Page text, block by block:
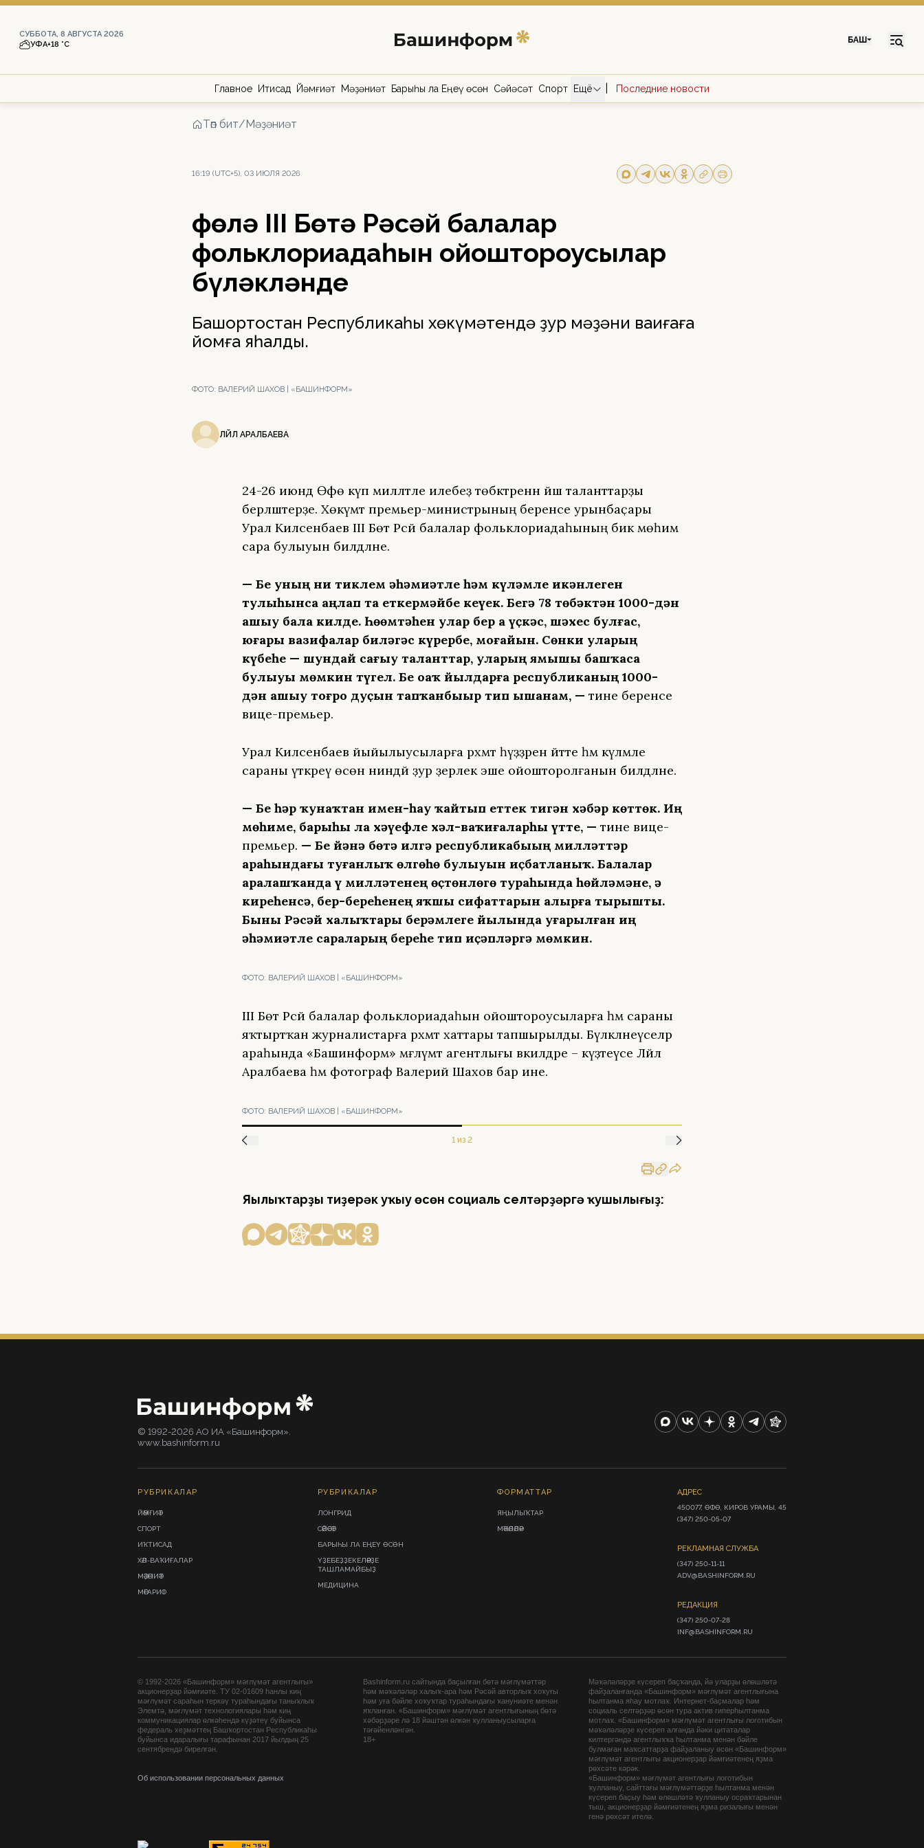
СУББОТА, 8 АВГУСТА 2026
УФА+18 °С БАШ
Главное Иҡтисад Йәмғиәт Мәҙәниәт Барыһы ла Еңеү өсөн Сәйәсәт Спорт Ещё Последние новости
Төп бит/Мәҙәниәт
16:19 (UTC+5), 03 ИЮЛЯ 2026
Өфөлә III Бөтә Рәсәй балалар
фольклориадаһын ойоштороусылар
бүләкләнде
Башҡортостан Республикаһы хөкүмәтендә ҙур мәҙәни ваҡиғаға
йомғаҡ яһалды.
ФОТО: ВАЛЕРИЙ ШАХОВ | «БАШИНФОРМ»
ЛӘЙЛӘ АРАЛБАЕВА
24-26 июндә Өфө күп милләтле илебеҙ төбәктәренән йәш таланттарҙы
берләштерҙе. Хөкүмәт премьер-министрының беренсе урынбаҫары
Урал Килсенбаев III Бөтә Рәсәй балалар фольклориадаһының бик мөһим
сара булыуын билдәләне.
— Беҙ уның ни тиклем әһәмиәтле һәм күләмле икәнлеген
тулыһынса аңлап та еткермәйбеҙ кеүек. Беҙгә 78 төбәктән 1000-дән
ашыу бала килде. Һөҙөмтәһен улар бер аҙ үҫкәс, шәхес булғас,
юғары вазифалар биләгәс күрербеҙ, моғайын. Сөнки уларҙың
күбеһе — шундай сағыу таланттар, уларҙың яҙмышы башҡаса
булыуы мөмкин түгел. Беҙ оҙаҡ йылдарға республиканың 1000-
дән ашыу тоғро дуҫын тапҡанбыҙҙыр тип ышанам, — тине беренсе
вице-премьер.
Урал Килсенбаев йыйылыусыларға рәхмәт һүҙҙәрен әйтте һәм күләмле
сараны үткәреү өсөн ниндәй ҙур әҙерлек эше ойошторолғанын билдәләне.
— Беҙ һәр ҡунаҡтан имен-һау ҡайтып еттек тигән хәбәр көттөк. Иң
мөһиме, барыһы ла хәүефле хәл-ваҡиғаларһыҙ үтте, — тине вице-
премьер. — Беҙ йәнә бөтә илгә республикабыҙҙың милләттәр
араһындағы туғанлыҡ өлгөһө булыуын иҫбатланыҡ. Балалар
аралашҡанда үҙ милләтенең өҫтөнлөгө тураһында һөйләмәне, ә
киреһенсә, бер-береһенең яҡшы сифаттарын алырға тырышты.
Быны Рәсәй халыҡтары берҙәмлеге йылында уҙғарылған иң
әһәмиәтле сараларҙың береһе тип иҫәпләргә мөмкин.
ФОТО: ВАЛЕРИЙ ШАХОВ | «БАШИНФОРМ»
III Бөтә Рәсәй балалар фольклориадаһын ойоштороусыларға һәм сараны
яҡтыртҡан журналистарға рәхмәт хаттары тапшырылды. Бүләкләнеүселәр
араһында «Башинформ» мәғлүмәт агентлығы вәкилдәре – күҙәтеүсе Ләйлә
Аралбаева һәм фотограф Валерий Шахов бар ине.
ФОТО: ВАЛЕРИЙ ШАХОВ | «БАШИНФОРМ»
1 из 2
Яңылыҡтарҙы тиҙерәк уҡыу өсөн социаль селтәрҙәргә ҡушылығыҙ:
© 1992-2026 АО ИА «Башинформ».
www.bashinform.ru
РУБРИКАЛАР
ЙӘМҒИӘТ
СПОРТ
ИҠТИСАД
ХӘЛ-ВАҠИҒАЛАР
МӘҘӘНИӘТ
МӘҒАРИФ
РУБРИКАЛАР
ЛОНГРИД
СӘЙӘСӘТ
БАРЫҺЫ ЛА ЕҢЕҮ ӨСӨН
ҮҘЕБЕҘҘЕКЕЛӘРҘЕ
ТАШЛАМАЙБЫҘ
МЕДИЦИНА
ФОРМАТТАР
ЯҢЫЛЫҠТАР
МӘҠӘЛӘЛӘР
АДРЕС
450077, ӨФӨ, КИРОВ УРАМЫ, 45
(347) 250-05-07
РЕКЛАМНАЯ СЛУЖБА
(347) 250-11-11
ADV@BASHINFORM.RU
РЕДАКЦИЯ
(347) 250-07-28
INF@BASHINFORM.RU
© 1992-2026 «Башинформ» мәғлүмәт агентлығы»
акционерҙар йәмғиәте. ТУ 02-01609 һанлы киң
мәғлүмәт сараһын теркәү тураһындағы таныҡлыҡ
Элемтә, мәғлүмәт технологиялары һәм киң
коммуникациялар өлкәһендә күҙәтеү буйынса
федераль хеҙмәттең Башҡортостан Республикаһы
буйынса идаралығы тарафынан 2017 йылдың 25
сентябрендә бирелгән.
Об использовании персональных данных
Bashinform.ru сайтында баҫылған бөтә мәғлүмәттәр
һәм мәҡәләләр халыҡ-ара һәм Рәсәй авторлыҡ хоҡуғы
һәм уға бәйле хоҡуҡтар тураһындағы ҡануниәте менән
яҡланған. «Башинформ» мәғлүмәт агентлығының бөтә
хәбәрҙәре лә 18 йәштән өлкән ҡулланыусыларға
тәғәйенләнгән.
18+
Мәҡәләләрҙе күсереп баҫҡанда, йә уларҙы өлөшләтә
файҙаланғанда «Башинформ» мәғлүмәт агентлығына
һылтанма яһау мотлаҡ. Интернет-баҫмалар һәм
социаль селтәрҙәр өсөн тура актив гиперһылтанма
мотлаҡ. «Башинформ» мәғлүмәт агентлығы логотибын
мәҡәләләрҙе күсереп алғанда йәки цитаталар
килтергәндә агентлыҡҡа һылтанма менән бәйле
булмаған маҡсаттарҙа файҙаланыу өсөн «Башинформ»
мәғлүмәт агентлығы акционерҙар йәмғиәтенең яҙма
рөхсәте кәрәк.
«Башинформ» мәғлүмәт агентлығы логотибын
ҡулланыу, сайттағы мәғлүмәттәрҙе һылтанма менән
күсереп баҫыу һәм өлөшләтә ҡулланыу осраҡтарынан
тыш, акционерҙар йәмғиәтенең яҙма ризалығы менән
генә рөхсәт ителә.